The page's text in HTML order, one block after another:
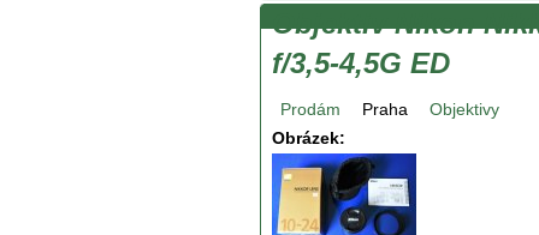
Objektiv Nikon
f/3,5-4,5G ED
Prodám Praha
Objektivy
Obrázek: